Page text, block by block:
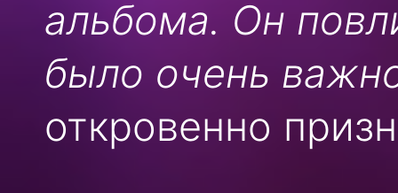
альбома. Он
было очень
откровенно